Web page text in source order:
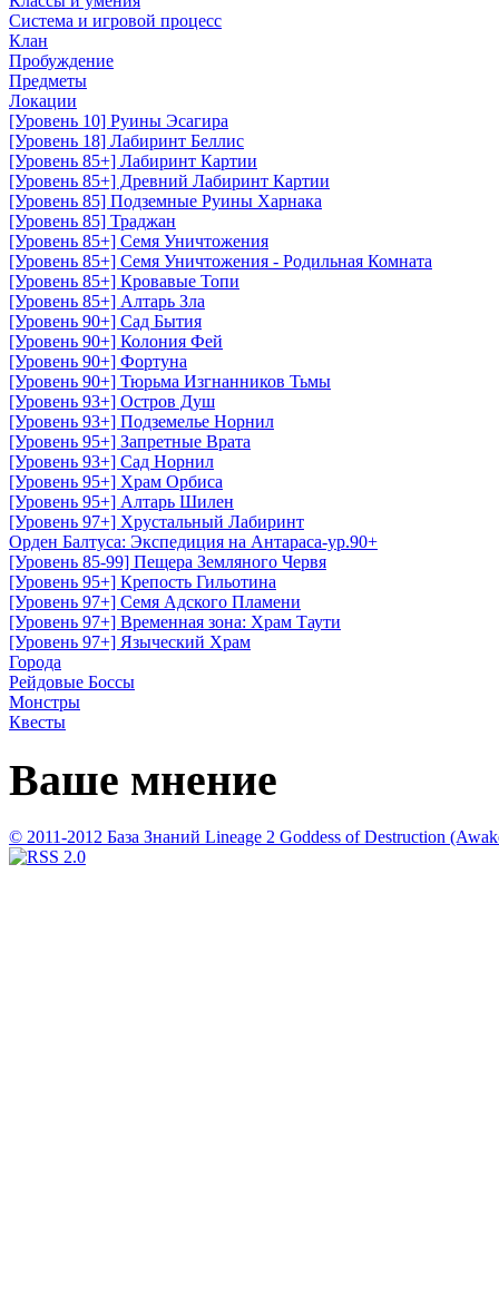
Система и игровой процесс
Клан
Пробуждение
Предметы
Локации
[Уровень 10] Руины Эсагира
[Уровень 18] Лабиринт Беллис
[Уровень 85+] Лабиринт Картии
[Уровень 85+] Древний Лабиринт Картии
[Уровень 85] Подземные Руины Харнака
[Уровень 85] Траджан
[Уровень 85+] Семя Уничтожения
[Уровень 85+] Семя Уничтожения - Родильная Комната
[Уровень 85+] Кровавые Топи
[Уровень 85+] Алтарь Зла
[Уровень 90+] Сад Бытия
[Уровень 90+] Колония Фей
[Уровень 90+] Фортуна
[Уровень 90+] Тюрьма Изгнанников Тьмы
[Уровень 93+] Остров Душ
[Уровень 93+] Подземелье Норнил
[Уровень 95+] Запретные Врата
[Уровень 93+] Сад Норнил
[Уровень 95+] Храм Орбиса
[Уровень 95+] Алтарь Шилен
[Уровень 97+] Хрустальный Лабиринт
Орден Балтуса: Экспедиция на Антараса-ур.90+
[Уровень 85-99] Пещера Земляного Червя
[Уровень 95+] Крепость Гильотина
[Уровень 97+] Семя Адского Пламени
[Уровень 97+] Временная зона: Храм Таути
[Уровень 97+] Языческий Храм
Города
Рейдовые Боссы
Монстры
Квесты
Ваше мнение
© 2011-2012 База Знаний Lineage 2 Goddess of Destruction